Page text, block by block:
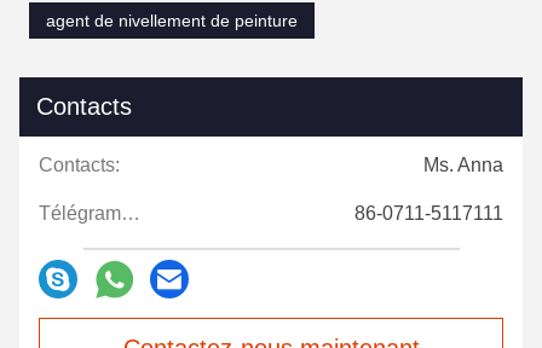
agent de nivellement de peinture
Contacts
Contacts: Ms. Anna
Télégramme: 86-0711-5117111